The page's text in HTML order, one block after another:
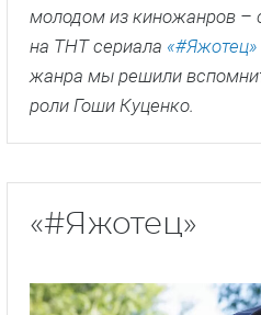
молодом из киножанров –
на ТНТ сериала «#Яжотец»
жанра мы решили
роли Гоши Куценко.
«#Яжотец»